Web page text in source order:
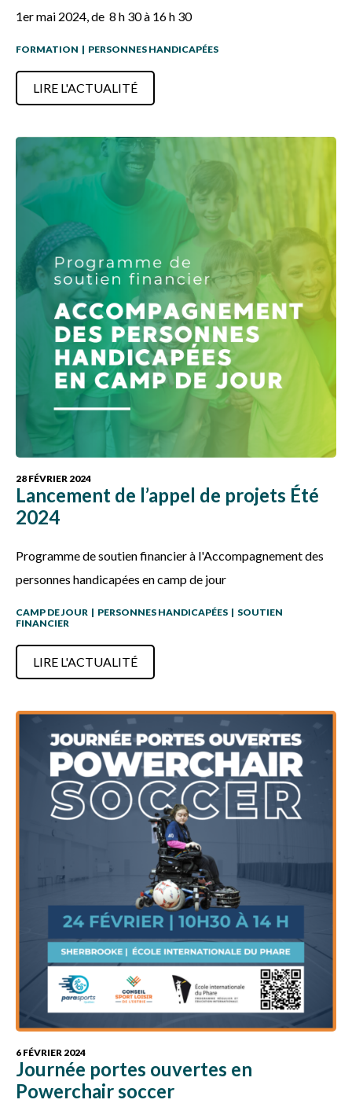
1er mai 2024, de 8 h 30 à 16 h 30
FORMATION | PERSONNES HANDICAPÉES
LIRE L'ACTUALITÉ
28 FÉVRIER 2024
Lancement de l’appel de projets Été
2024
Programme de soutien financier à l'Accompagnement des
personnes handicapées en camp de jour
CAMP DE JOUR | PERSONNES HANDICAPÉES | SOUTIEN
FINANCIER
LIRE L'ACTUALITÉ
6 FÉVRIER 2024
Journée portes ouvertes en
Powerchair soccer